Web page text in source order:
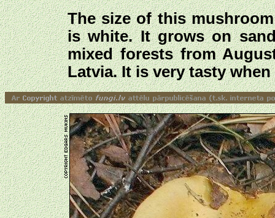
The size of this
is white. It grows on
mixed forests from
Latvia. It is very tasty